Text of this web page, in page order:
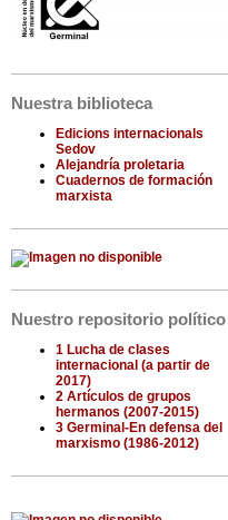
Nuestra biblioteca
Edicions internacionals
Sedov
Alejandría proletaria
Cuadernos de formación
marxista
Nuestro repositorio político
1 Lucha de clases
internacional (a partir de
2017)
2 Artículos de grupos
hermanos (2007-2015)
3 Germinal-En defensa del
marxismo (1986-2012)